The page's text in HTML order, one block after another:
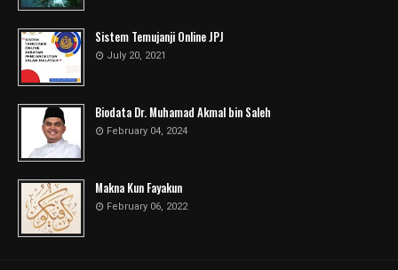
Sistem Temujanji Online JPJ
July 20, 2021
Biodata Dr. Muhamad Akmal bin Saleh
February 04, 2024
Makna Kun Fayakun
February 06, 2022